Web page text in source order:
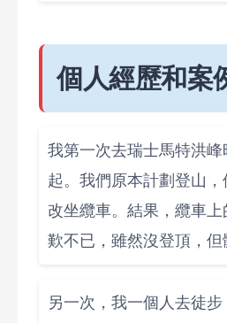
個人經歷和案
我第一次去瑞士馬特洪
起。我們原本計劃登山
改坐纜車。結果，纜車
歎不已，雖然沒登頂，但
另一次，我一個人去徒